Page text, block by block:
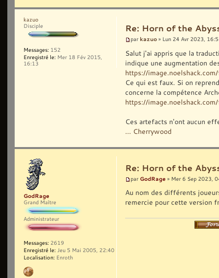
Re: Horn of the
par kazuo » Lun 24 Avr 2023,
Salut j'ai appris que la
indique une augmentation
https://
Ce qui est faux. Si on
concerne la compétence
https://
Ces artefacts n'ont aucun
... Cherrywood
kazuo
Disciple
Messages: 152
Enregistré le: Mer 18 Fév 2015,
16:13
Re: Horn of the
par GodRage » Mer 6 Sep 2023,
Au nom des différents
remercie pour cette version
GodRage
Grand Maître
Administrateur
Messages: 2619
Enregistré le: Jeu 5 Mai 2005, 22:40
Localisation: Enroth